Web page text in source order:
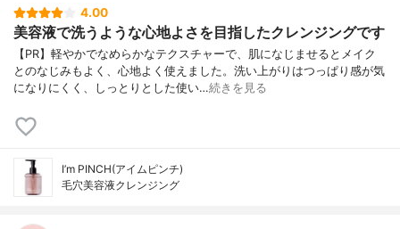
4.00
美容液で洗うような心地よさを目指したクレンジングです
【PR】軽やかでなめらかなテクスチャーで、肌になじませるとメイク
とのなじみもよく、心地よく使えました。洗い上がりはつっぱり感が気
になりにくく、しっとりとした使い…続きを見る
I’m PINCH(アイムピンチ)
毛穴美容液クレンジング